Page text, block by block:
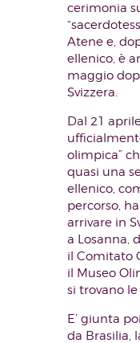
cerimonia
Atene e,
ellenico, è
maggio
Svizzera.
Dal 21
olimpica”
quasi una
ellenico,
percorso,
arrivare in
a Losanna,
il Comitato
il Museo
si trovano
E’ giunta
da Brasilia,